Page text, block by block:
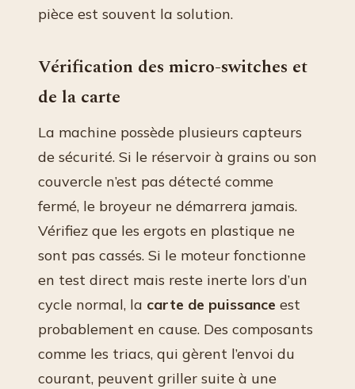
pièce est souvent la solution.
Vérification des micro-switches et
de la carte
La machine possède plusieurs capteurs
de sécurité. Si le réservoir à grains ou son
couvercle n’est pas détecté comme
fermé, le broyeur ne démarrera jamais.
Vérifiez que les ergots en plastique ne
sont pas cassés. Si le moteur fonctionne
en test direct mais reste inerte lors d’un
cycle normal, la carte de puissance est
probablement en cause. Des composants
comme les triacs, qui gèrent l’envoi du
courant, peuvent griller suite à une